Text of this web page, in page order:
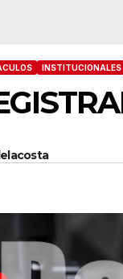
INSTITUCIONALES